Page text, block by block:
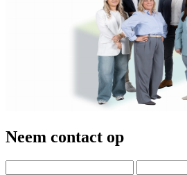
Neem contact op